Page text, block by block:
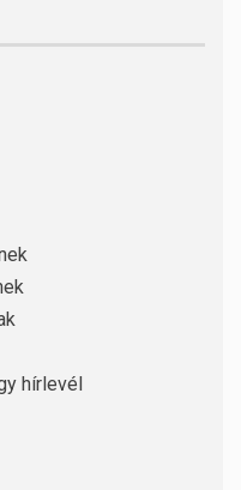
hírlevél